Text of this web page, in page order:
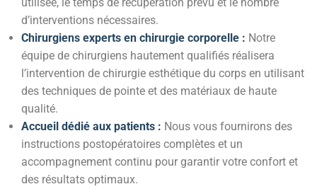
d’interventions nécessaires.
Chirurgiens experts en chirurgie corporelle : Notre
équipe de chirurgiens hautement qualifiés réalisera
l’intervention de chirurgie esthétique du corps en utilisant
des techniques de pointe et des matériaux de haute
qualité.
Accueil dédié aux patients : Nous vous fournirons des
instructions postopératoires complètes et un
accompagnement continu pour garantir votre confort et
des résultats optimaux.